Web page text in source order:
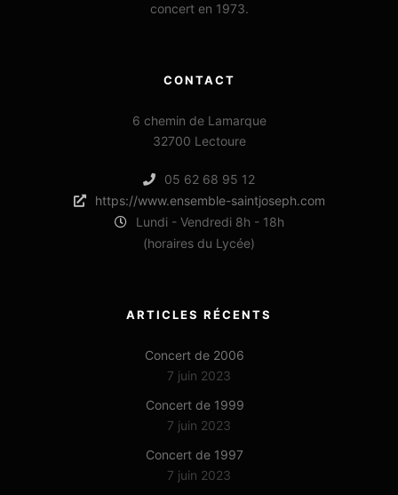
concert en 1973.
CONTACT
6 chemin de Lamarque
32700 Lectoure
05 62 68 95 12
https://www.ensemble-saintjoseph.com
Lundi - Vendredi 8h - 18h
(horaires du Lycée)
ARTICLES RÉCENTS
Concert de 2006
7 juin 2023
Concert de 1999
7 juin 2023
Concert de 1997
7 juin 2023